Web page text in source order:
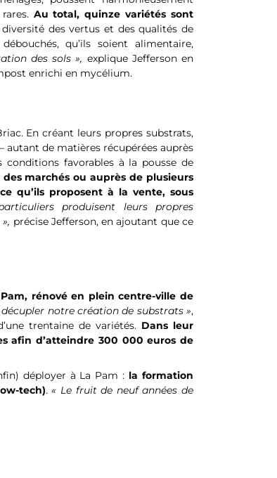
Au total, quinze variétés sont
diversité des vertus et des qualités de
qu’ils soient alimentaire,
des sols », explique Jefferson en
enrichi en mycélium.
En créant leurs propres substrats,
autant de matières récupérées auprès
favorables à la pousse de
marchés ou auprès de plusieurs
qu’ils proposent à la vente, sous
produisent leurs propres
précise Jefferson, en ajoutant que ce
rénové en plein centre-ville de
notre création de substrats »,
trentaine de variétés. Dans leur
afin d’atteindre 300 000 euros de
déployer à La Pam : la formation
tech).« Le fruit de neuf années de